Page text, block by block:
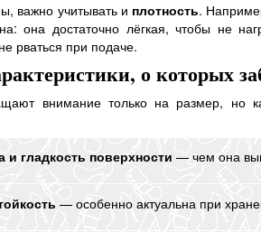
важно учитывать и плотность.
она достаточно лёгкая, чтобы не
рваться при подаче.
о которых
внимание только на размер, но
и гладкость поверхности — чем она
— особенно актуальна при